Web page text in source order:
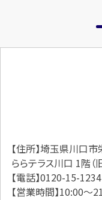
【住所】埼玉県川口
ららテラス川口 1階（
【電話】0120-15-1234
【営業時間】10:00～